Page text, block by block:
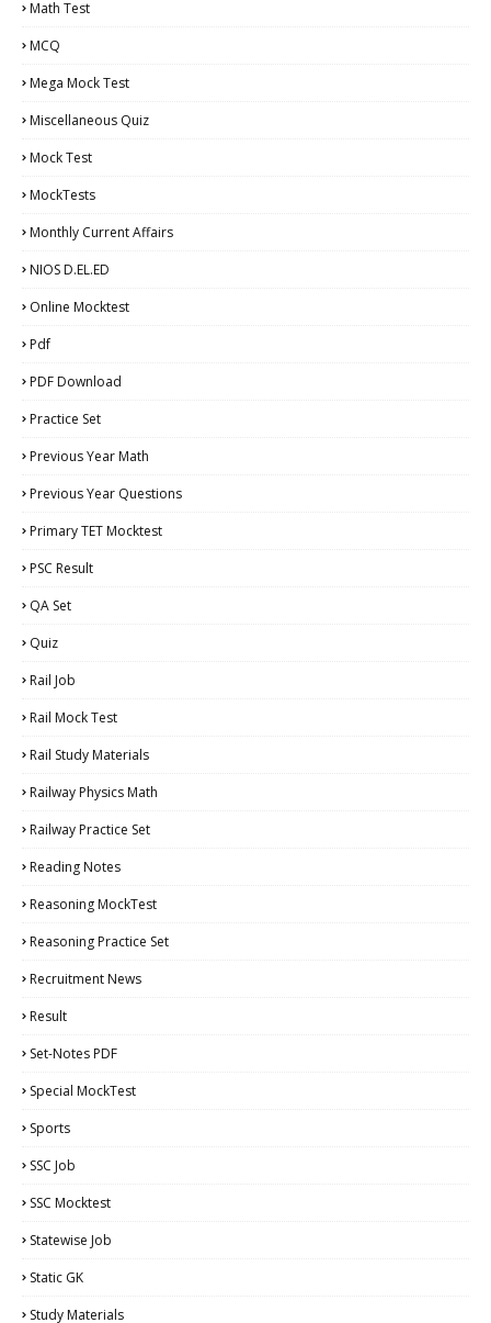
Math Test
MCQ
Mega Mock Test
Miscellaneous Quiz
Mock Test
MockTests
Monthly Current Affairs
NIOS D.EL.ED
Online Mocktest
Pdf
PDF Download
Practice Set
Previous Year Math
Previous Year Questions
Primary TET Mocktest
PSC Result
QA Set
Quiz
Rail Job
Rail Mock Test
Rail Study Materials
Railway Physics Math
Railway Practice Set
Reading Notes
Reasoning MockTest
Reasoning Practice Set
Recruitment News
Result
Set-Notes PDF
Special MockTest
Sports
SSC Job
SSC Mocktest
Statewise Job
Static GK
Study Materials